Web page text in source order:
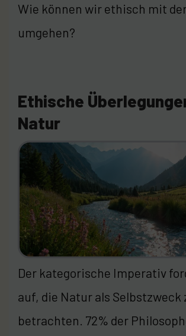
Wie können wir ethisch mit
umgehen?
Ethische
Natur
Der kategorische Imperativ
auf, die Natur als Selbstzweck
betrachten. 72% der